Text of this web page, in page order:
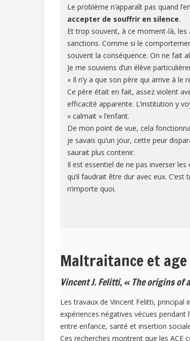
Le problème n’apparaît pas quand
accepter de souffrir en silence.
Et trop souvent, à ce moment-là,
sanctions. Comme si le
souvent la conséquence. On ne fait
Je me souviens d’un élève
« Il n’y a que son père qui arrive à le
Ce père était en fait, assez violent
efficacité apparente. L’institution y
« calmait » l’enfant.
De mon point de vue, cela
je savais qu’un jour, cette peur
saurait plus contenir.
Il est essentiel de ne pas inverser les
qu’il faudrait être dur avec eux.
n’importe quoi.
Maltraitance et
Vincent J. Felitti, « The origins of
Les travaux de Vincent Felitti, principal
expériences négatives vécues
entre enfance, santé et insertion
Ces recherches montrent que les ACE